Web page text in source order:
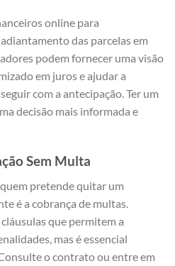
online para
das parcelas em
podem fornecer uma visão
em juros e ajudar a
com a antecipação. Ter um
decisão mais informada e
Sem Multa
pretende quitar um
é a cobrança de multas.
que permitem a
mas é essencial
o contrato ou entre em